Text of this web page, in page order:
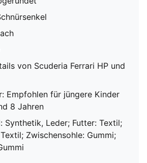
von Scuderia Ferrari HP und
Empfohlen für jüngere Kinder
8 Jahren
Synthetik, Leder; Futter: Textil;
Zwischensohle: Gummi;